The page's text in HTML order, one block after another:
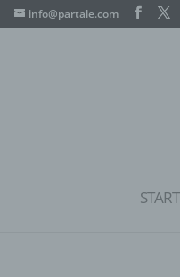
info@partale.com
START